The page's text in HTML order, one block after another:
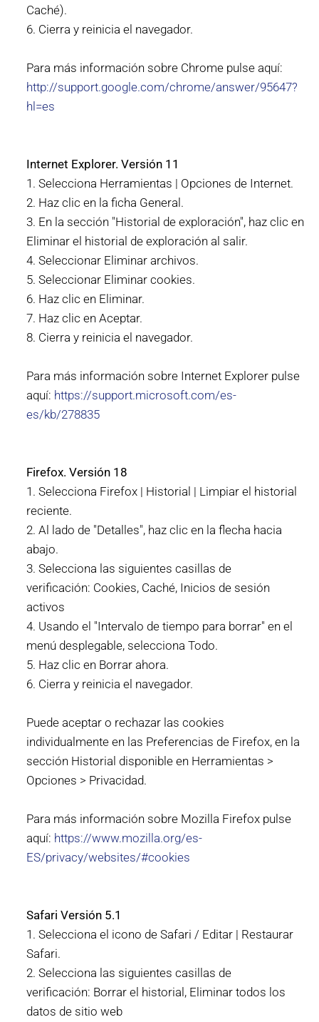
Caché).
6. Cierra y reinicia el navegador.
Para más información sobre Chrome pulse aquí:
http://support.google.com/chrome/answer/95647?
hl=es
Internet Explorer. Versión 11
1. Selecciona Herramientas | Opciones de Internet.
2. Haz clic en la ficha General.
3. En la sección "Historial de exploración", haz clic en
Eliminar el historial de exploración al salir.
4. Seleccionar Eliminar archivos.
5. Seleccionar Eliminar cookies.
6. Haz clic en Eliminar.
7. Haz clic en Aceptar.
8. Cierra y reinicia el navegador.
Para más información sobre Internet Explorer pulse
aquí: https://support.microsoft.com/es-
es/kb/278835
Firefox. Versión 18
1. Selecciona Firefox | Historial | Limpiar el historial
reciente.
2. Al lado de "Detalles", haz clic en la flecha hacia
abajo.
3. Selecciona las siguientes casillas de
verificación: Cookies, Caché, Inicios de sesión
activos
4. Usando el "Intervalo de tiempo para borrar" en el
menú desplegable, selecciona Todo.
5. Haz clic en Borrar ahora.
6. Cierra y reinicia el navegador.
Puede aceptar o rechazar las cookies
individualmente en las Preferencias de Firefox, en la
sección Historial disponible en Herramientas >
Opciones > Privacidad.
Para más información sobre Mozilla Firefox pulse
aquí: https://www.mozilla.org/es-
ES/privacy/websites/#cookies
Safari Versión 5.1
1. Selecciona el icono de Safari / Editar | Restaurar
Safari.
2. Selecciona las siguientes casillas de
verificación: Borrar el historial, Eliminar todos los
datos de sitio web